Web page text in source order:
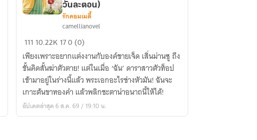
แล้ว
นางเอก
นิยาย
ขอ
ใช้
ชีวิต
สบาย
วันละตอน)
รักคอมเมดี้
camellianovel
111 10.22K 170 (0)
เพียงเพราะอยากแต่งงานกับองค์ชายเจ็ด เสิ่นม่านซู ถึง
ขั้นคิดสั้นฆ่าตัวตาย! แต่ในเมื่อ ‘ฉัน’ ดาราสาวตัวท็อป
เข้ามาอยู่ในร่างนี้แล้ว พระเอกอะไรช่างหัวมัน! ฉันจะ
เกาะต้นขาทองคำ แล้วพลิกชะตาน่าอนาถนี้ให้ได้!
อัปเดตล่าสุด 6 ส.ค. 69 / 19:10 น.